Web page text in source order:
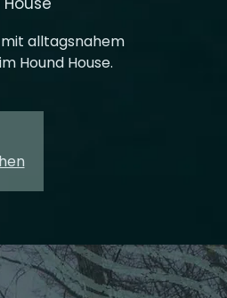
alltagsnahem
Hound House.